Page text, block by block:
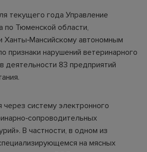
текущего года Управление
по Тюменской области,
Ханты‑Мансийскому автономным
признаки нарушений ветеринарного
деятельности 83 предприятий
систему электронного
В частности, в одном из
на мясных